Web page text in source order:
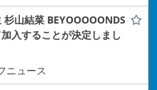
山結菜 BEYOOOOONDS
入することが決定しまし
ニュース